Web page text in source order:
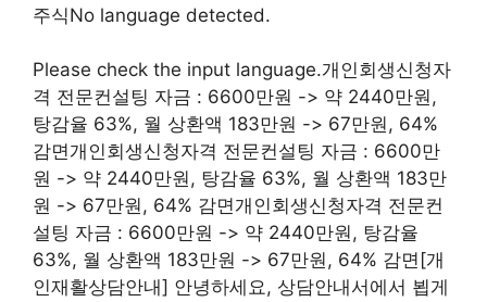
주식No language detected.
Please check the input language.개인회생신청자
격 전문컨설팅 자금 : 6600만원 -> 약 2440만원,
탕감율 63%, 월 상환액 183만원 -> 67만원, 64%
감면개인회생신청자격 전문컨설팅 자금 : 6600만
원 -> 약 2440만원, 탕감율 63%, 월 상환액 183만
원 -> 67만원, 64% 감면개인회생신청자격 전문컨
설팅 자금 : 6600만원 -> 약 2440만원, 탕감율
63%, 월 상환액 183만원 -> 67만원, 64% 감면[개
인재활상담안내] 안녕하세요, 상담안내서에서 뵙게